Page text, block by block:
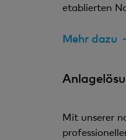
etablierten
Mehr dazu
Mit unserer